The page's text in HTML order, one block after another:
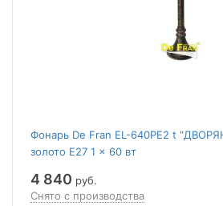
Фонарь De Fran EL-640PE2 t
золото E27 1 x 60 вт
4 840 руб.
Снято с производства